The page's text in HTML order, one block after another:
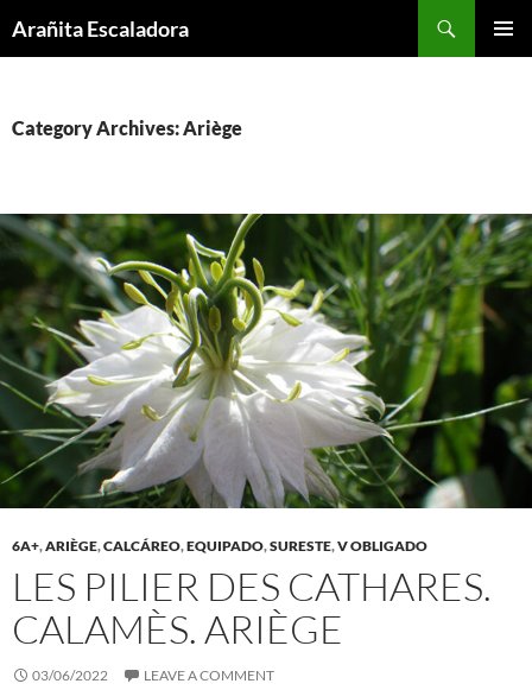
toArañita Escaladora
Category Archives: Ariège
6A+,ARIÈGE,CALCÁREO,EQUIPADO,SURESTE,V OBLIGADO
LES PILIER DES CATHARES.
CALAMÈS. ARIÈGE
03/06/2022 LEAVE A COMMENT